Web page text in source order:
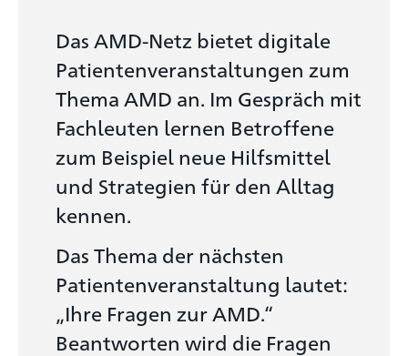
Das AMD-Netz bietet digitale
Patientenveranstaltungen zum
Thema AMD an. Im Gespräch mit
Fachleuten lernen Betroffene
zum Beispiel neue Hilfsmittel
und Strategien für den Alltag
kennen.
Das Thema der nächsten
Patientenveranstaltung lautet:
„Ihre Fragen zur AMD.“
Beantworten wird die Fragen